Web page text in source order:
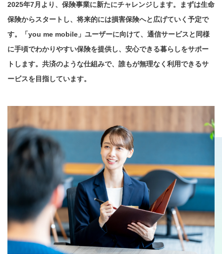
2025年7月より、保険事業に新たにチャレンジします。まずは生命
保険からスタートし、将来的には損害保険へと広げていく予定で
す。「you me mobile」ユーザーに向けて、通信サービスと同様
に手頃でわかりやすい保険を提供し、安心できる暮らしをサポー
トします。共済のような仕組みで、誰もが無理なく利用できるサ
ービスを目指しています。